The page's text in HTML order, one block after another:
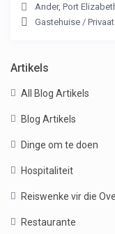
Ander, Port
Gastehuise /
Artikels
All Blog Artikels
Blog Artikels
Dinge om te doen
Hospitaliteit
Reiswenke vir die
Restaurante